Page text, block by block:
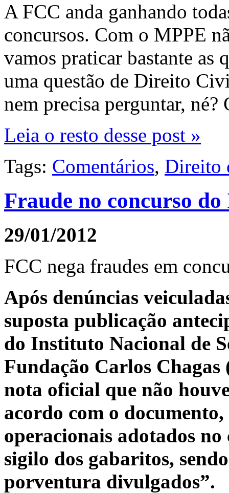
A FCC anda ganhando
concursos. Com o MPPE
vamos praticar bastante as
uma questão de Direito
nem precisa perguntar,
Leia o resto desse post »
Tags: Comentários, Direito
Fraude no concurso do
29/01/2012
FCC nega fraudes em
Após denúncias
suposta publicação
do Instituto Nacional de
Fundação Carlos
nota oficial que não
acordo com o
operacionais adotados
sigilo dos gabaritos,
porventura divulgados”.